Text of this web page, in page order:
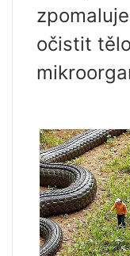
očistit